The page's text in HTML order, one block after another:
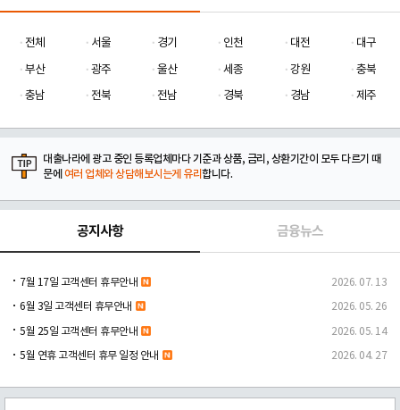
전체 서울 경기 인천 대전
대구
부산
광주 울산 세종 강원
충북
충남
전북 전남 경북 경남 제주
대출나라에 광고 중인 등록업체마다 기준과 상품, 금리, 상환기간이 모두 다르기 때
문에 여러 업체와 상담해보시는게 유리합니다.
공지사항 금융뉴스
7월 17일 고객센터 휴무안내 2026. 07. 13
6월 3일 고객센터 휴무안내 2026. 05. 26
5월 25일 고객센터 휴무안내 2026. 05. 14
5월 연휴 고객센터 휴무 일정 안내 2026. 04. 27